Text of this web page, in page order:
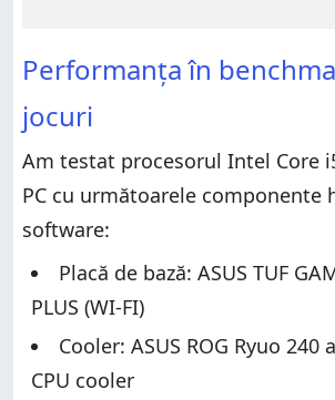
Performanța în
jocuri
Am testat procesorul Intel Core
PC cu următoarele componente
software:
Placă de bază: ASUS TUF
PLUS (WI-FI)
Cooler: ASUS ROG Ryuo
CPU cooler